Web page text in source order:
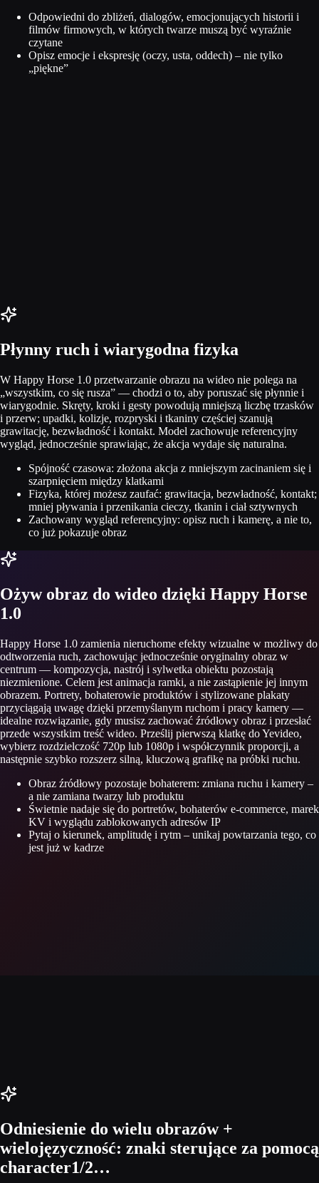
Odpowiedni do zbliżeń, dialogów, emocjonujących historii i
filmów firmowych, w których twarze muszą być wyraźnie
czytane
Opisz emocje i ekspresję (oczy, usta, oddech) – nie tylko
„piękne”
Płynny ruch i wiarygodna fizyka
W Happy Horse 1.0 przetwarzanie obrazu na wideo nie polega na
„wszystkim, co się rusza” — chodzi o to, aby poruszać się płynnie i
wiarygodnie. Skręty, kroki i gesty powodują mniejszą liczbę trzasków
i przerw; upadki, kolizje, rozpryski i tkaniny częściej szanują
grawitację, bezwładność i kontakt. Model zachowuje referencyjny
wygląd, jednocześnie sprawiając, że akcja wydaje się naturalna.
Spójność czasowa: złożona akcja z mniejszym zacinaniem się i
szarpnięciem między klatkami
Fizyka, której możesz zaufać: grawitacja, bezwładność, kontakt;
mniej pływania i przenikania cieczy, tkanin i ciał sztywnych
Zachowany wygląd referencyjny: opisz ruch i kamerę, a nie to,
co już pokazuje obraz
Ożyw obraz do wideo dzięki Happy Horse
1.0
Happy Horse 1.0 zamienia nieruchome efekty wizualne w możliwy do
odtworzenia ruch, zachowując jednocześnie oryginalny obraz w
centrum — kompozycja, nastrój i sylwetka obiektu pozostają
niezmienione. Celem jest animacja ramki, a nie zastąpienie jej innym
obrazem. Portrety, bohaterowie produktów i stylizowane plakaty
przyciągają uwagę dzięki przemyślanym ruchom i pracy kamery —
idealne rozwiązanie, gdy musisz zachować źródłowy obraz i przesłać
przede wszystkim treść wideo. Prześlij pierwszą klatkę do Yevideo,
wybierz rozdzielczość 720p lub 1080p i współczynnik proporcji, a
następnie szybko rozszerz silną, kluczową grafikę na próbki ruchu.
Obraz źródłowy pozostaje bohaterem: zmiana ruchu i kamery –
a nie zamiana twarzy lub produktu
Świetnie nadaje się do portretów, bohaterów e-commerce, marek
KV i wyglądu zablokowanych adresów IP
Pytaj o kierunek, amplitudę i rytm – unikaj powtarzania tego, co
jest już w kadrze
Odniesienie do wielu obrazów +
wielojęzyczność: znaki sterujące za pomocą
character1/2…